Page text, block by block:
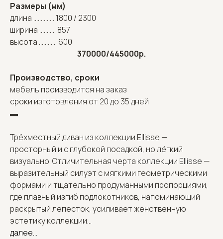
Размеры (мм)
длина .............. 1800 / 2300
ширина ........... 857
высота ............ 600
370000/445000р.
Производство, сроки
мебель производится на заказ
сроки изготовления от 20 до 35 дней
▬
Трёхместный диван из коллекции Ellisse —
просторный и с глубокой посадкой, но лёгкий
визуально. Отличительная черта коллекции Ellisse —
выразительный силуэт с мягкими геометрическими
формами и тщательно продуманными пропорциями,
где плавный изгиб подлокотников, напоминающий
раскрытый лепесток, усиливает женственную
эстетику коллекции...
далее...